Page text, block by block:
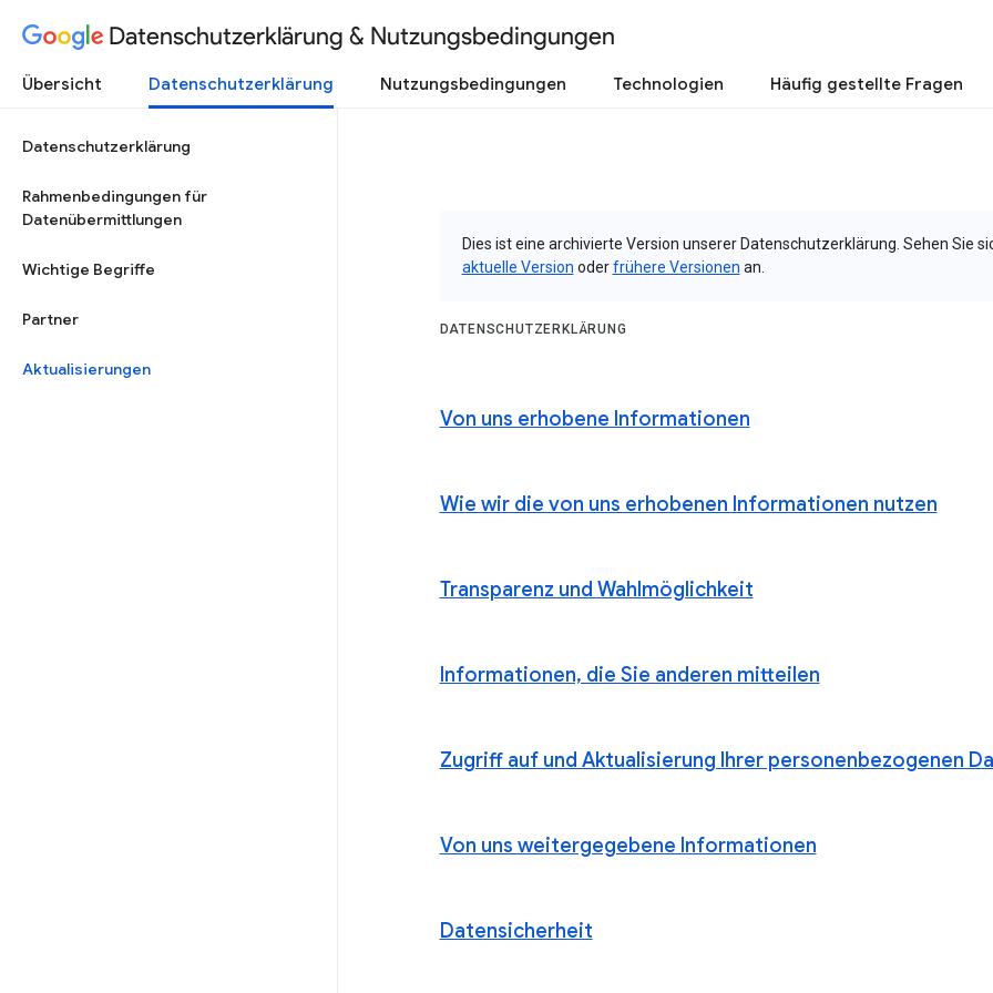
Datenschutzerklärung & Nutzungsbedingungen
Übersicht Datenschutzerklärung Nutzungsbedingungen Technologien Häufig gestellte Fragen
Datenschutzerklärung
Rahmenbedingungen für
Datenübermittlungen
Wichtige Begriffe
Partner
Aktualisierungen
Dies ist eine archivierte Version unserer Datenschutzerklärung. Sehen Sie
aktuelle Version oderfrühere Versionen an.
DATENSCHUTZERKLÄRUNG
Von uns erhobene Informationen
Wie wir die von uns erhobenen Informationen nutzen
Transparenz und Wahlmöglichkeit
Informationen, die Sie anderen mitteilen
Zugriff auf und Aktualisierung Ihrer personenbezogenen
Von uns weitergegebene Informationen
Datensicherheit